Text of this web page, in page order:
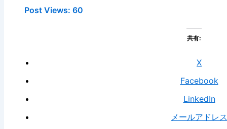
Post Views: 60
共有:
X
Facebook
LinkedIn
メールアドレス